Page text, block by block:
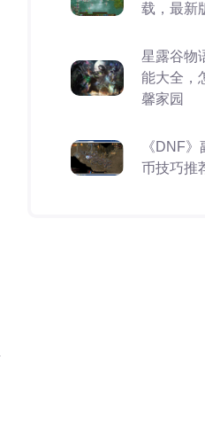
载，最新
星露谷物
能大全，
馨家园
《DNF
币技巧推